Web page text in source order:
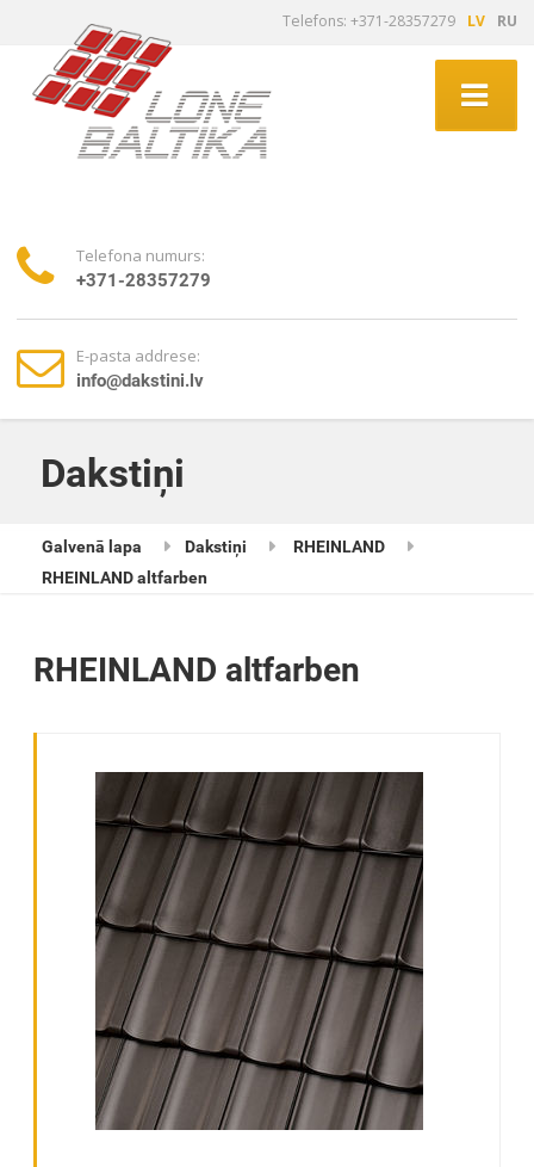
Telefons: +371-28357279 LV RU
Telefona numurs:
+371-28357279
E-pasta addrese:
info@dakstini.lv
Dakstiņi
Galvenā lapa Dakstiņi
RHEINLAND
RHEINLAND altfarben
RHEINLAND altfarben